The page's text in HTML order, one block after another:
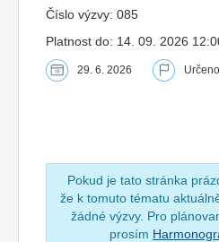
Číslo výzvy: 085
Platnost do: 14. 09. 2026
29. 6. 2026
Pokud je tato stránka
že k tomuto tématu
žádné výzvy. Pro
prosím